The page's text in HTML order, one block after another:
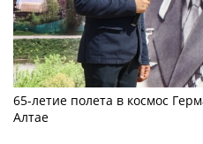
65-летие полета в космос
Алтае